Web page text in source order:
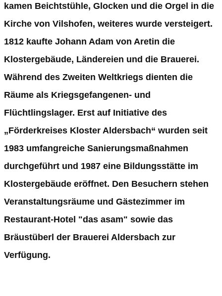
kamen Beichtstühle, Glocken und die Orgel in die
Kirche von Vilshofen, weiteres wurde versteigert.
1812 kaufte Johann Adam von Aretin die
Klostergebäude, Ländereien und die Brauerei.
Während des Zweiten Weltkriegs dienten die
Räume als Kriegsgefangenen- und
Flüchtlingslager. Erst auf Initiative des
„Förderkreises Kloster Aldersbach“ wurden seit
1983 umfangreiche Sanierungsmaßnahmen
durchgeführt und 1987 eine Bildungsstätte im
Klostergebäude eröffnet. Den Besuchern stehen
Veranstaltungsräume und Gästezimmer im
Restaurant-Hotel "das asam" sowie das
Bräustüberl der Brauerei Aldersbach zur
Verfügung.